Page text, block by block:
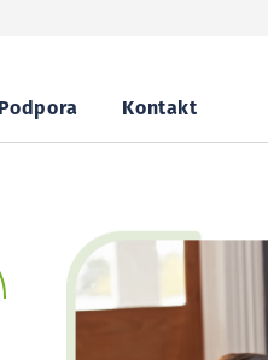
Podpora Kontakt